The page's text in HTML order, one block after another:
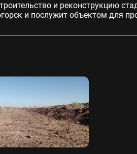
и реконструкцию
и послужит объектом для